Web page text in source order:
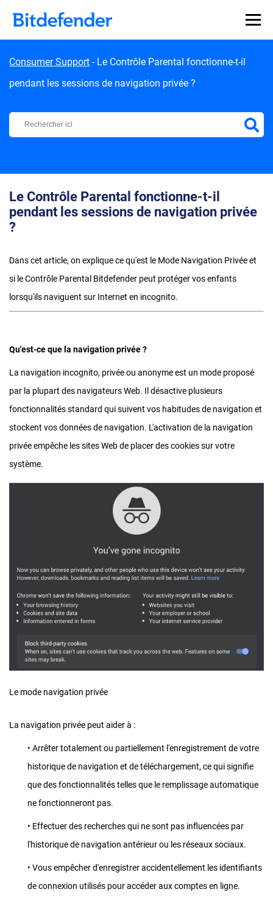
Consumer Support - Le Contrôle Parental fonctionne-t-il
pendant les sessions de navigation privée ?
Centre d'Assistance Bitdefender
Le Contrôle Parental fonctionne-t-il
pendant les sessions de navigation privée
?
Dans cet article, on explique ce qu'est le Mode Navigation Privée et
si le Contrôle Parental Bitdefender peut protéger vos enfants
lorsqu'ils naviguent sur Internet en incognito.
Qu'est-ce que la navigation privée ?
La navigation incognito, privée ou anonyme est un mode proposé
par la plupart des navigateurs Web. Il désactive plusieurs
fonctionnalités standard qui suivent vos habitudes de navigation et
stockent vos données de navigation. L'activation de la navigation
privée empêche les sites Web de placer des cookies sur votre
système.
Le mode navigation privée
La navigation privée peut aider à :
• Arrêter totalement ou partiellement l'enregistrement de votre
historique de navigation et de téléchargement, ce qui signifie
que des fonctionnalités telles que le remplissage automatique
ne fonctionneront pas.
• Effectuer des recherches qui ne sont pas influencées par
l'historique de navigation antérieur ou les réseaux sociaux.
• Vous empêcher d'enregistrer accidentellement les identifiants
de connexion utilisés pour accéder aux comptes en ligne.